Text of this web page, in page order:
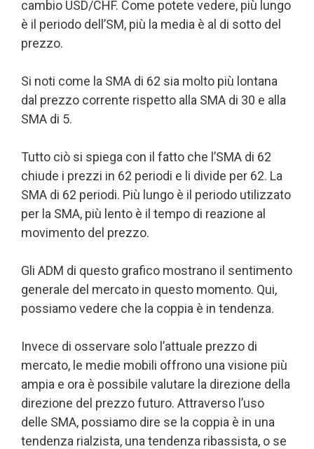
cambio USD/CHF. Come potete vedere, più lungo
è il periodo dell’SM, più la media è al di sotto del
prezzo.
Si noti come la SMA di 62 sia molto più lontana
dal prezzo corrente rispetto alla SMA di 30 e alla
SMA di 5.
Tutto ciò si spiega con il fatto che l’SMA di 62
chiude i prezzi in 62 periodi e li divide per 62. La
SMA di 62 periodi. Più lungo è il periodo utilizzato
per la SMA, più lento è il tempo di reazione al
movimento del prezzo.
Gli ADM di questo grafico mostrano il sentimento
generale del mercato in questo momento. Qui,
possiamo vedere che la coppia è in tendenza.
Invece di osservare solo l’attuale prezzo di
mercato, le medie mobili offrono una visione più
ampia e ora è possibile valutare la direzione della
direzione del prezzo futuro. Attraverso l’uso
delle SMA, possiamo dire se la coppia è in una
tendenza rialzista, una tendenza ribassista, o se